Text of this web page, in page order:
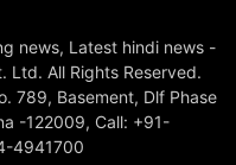
news, Latest hindi news -
Ltd. All Rights Reserved.
789, Basement, Dlf Phase
-122009, Call: +91-
4941700